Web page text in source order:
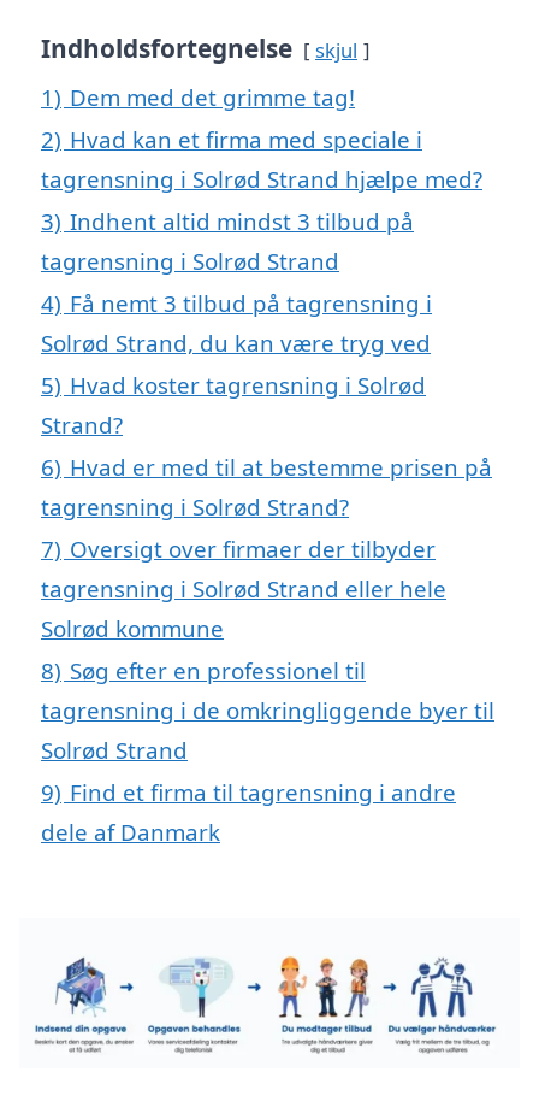
Indholdsfortegnelse skjul
1) Dem med det grimme tag!
2) Hvad kan et firma med speciale i
tagrensning i Solrød Strand hjælpe med?
3) Indhent altid mindst 3 tilbud på
tagrensning i Solrød Strand
4) Få nemt 3 tilbud på tagrensning i
Solrød Strand, du kan være tryg ved
5) Hvad koster tagrensning i Solrød
Strand?
6) Hvad er med til at bestemme prisen på
tagrensning i Solrød Strand?
7) Oversigt over firmaer der tilbyder
tagrensning i Solrød Strand eller hele
Solrød kommune
8) Søg efter en professionel til
tagrensning i de omkringliggende byer til
Solrød Strand
9) Find et firma til tagrensning i andre
dele af Danmark